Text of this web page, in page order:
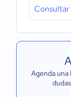
Agenda una